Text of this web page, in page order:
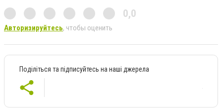
0,0
Авторизируйтесь, чтобы оценить
Поділіться та підписуйтесь на наші джерела